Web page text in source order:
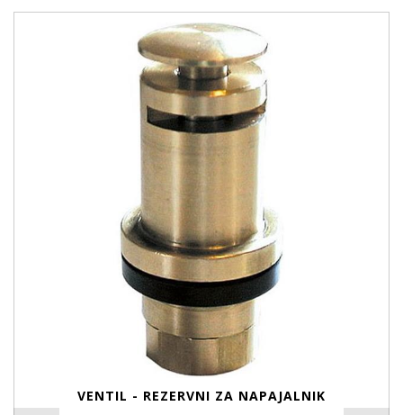
VENTIL - REZERVNI ZA NAPAJALNIK